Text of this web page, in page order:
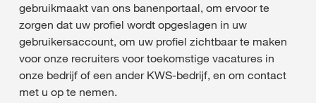
gebruikmaakt van ons banenportaal, om ervoor te
zorgen dat uw profiel wordt opgeslagen in uw
gebruikersaccount, om uw profiel zichtbaar te maken
voor onze recruiters voor toekomstige vacatures in
onze bedrijf of een ander KWS-bedrijf, en om contact
met u op te nemen.